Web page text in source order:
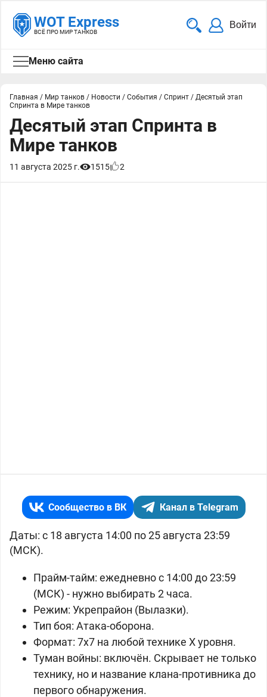
WOT Express
ВСЁ ПРО МИР ТАНКОВ
Войти
Меню сайта
Главная / Мир танков / Новости / События / Спринт / Десятый этап
Спринта в Мире танков
Десятый этап Спринта в
Мире танков
11 августа 2025 г. 1515 2
Сообщество в ВК Канал в Telegram
Даты: с 18 августа 14:00 по 25 августа 23:59
(МСК).
Прайм-тайм: ежедневно с 14:00 до 23:59
(МСК) - нужно выбирать 2 часа.
Режим: Укрепрайон (Вылазки).
Тип боя: Атака-оборона.
Формат: 7x7 на любой технике X уровня.
Туман войны: включён. Cкрывает не только
технику, но и название клана-противника до
первого обнаружения.